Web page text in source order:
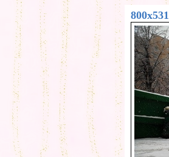
800x531